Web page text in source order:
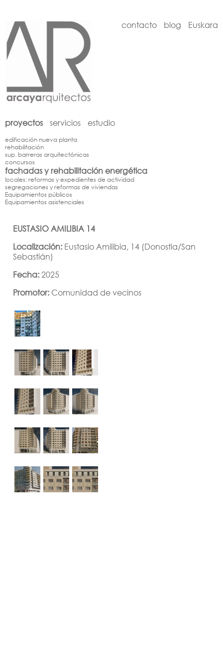
contacto blog Euskara
proyectos servicios estudio
edificación nueva planta
rehabilitación
sup. barreras arquitectónicas
concursos
fachadas y rehabilitación energética
locales: reformas y expedientes de actividad
segregaciones y reformas de viviendas
Equipamientos públicos
Equipamientos asistenciales
EUSTASIO AMILIBIA 14
Localización: Eustasio Amilibia, 14 (Donostia/San
Sebastián)
Fecha:2025
Promotor: Comunidad de vecinos